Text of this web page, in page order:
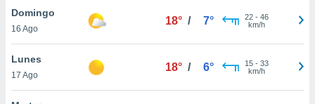
cookies
aceptar
Domingo
16 Ago
18° / 7° 22- 46
km/h
Lunes
17 Ago
18° / 6° 15- 33
km/h